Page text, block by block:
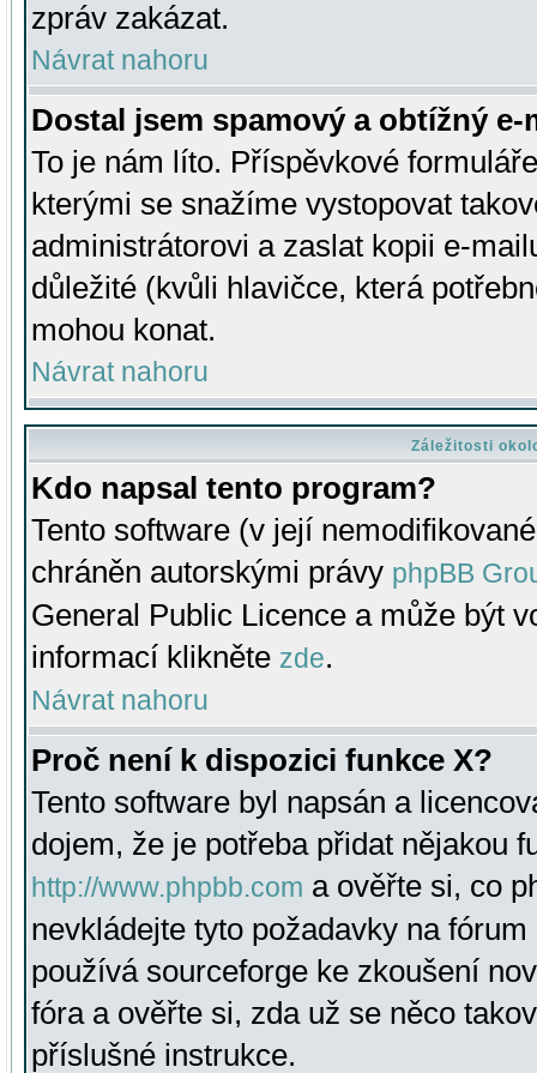
zpráv zakázat.
Návrat nahoru
Dostal jsem spamový a obtížný
To je nám líto. Příspěvkové
kterými se snažíme vystopovat
administrátorovi a zaslat kopii e-
důležité (kvůli hlavičce, která
mohou konat.
Návrat nahoru
Záležitosti
Kdo napsal tento program?
Tento software (v její
chráněn autorskými právy phpBB
General Public Licence a může být
informací klikněte zde.
Návrat nahoru
Proč není k dispozici funkce X?
Tento software byl napsán a
dojem, že je potřeba přidat nějakou
http://www.phpbb.com a ověřte si, co
nevkládejte tyto požadavky na
používá sourceforge ke zkoušení
fóra a ověřte si, zda už se něco
příslušné instrukce.